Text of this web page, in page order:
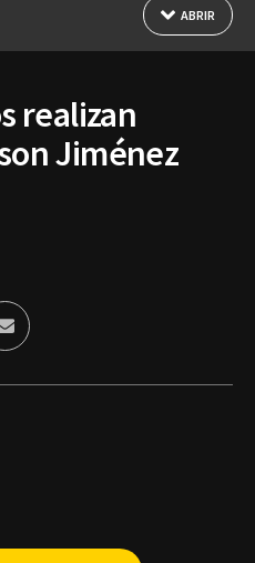
ABRIR
realizan
Jiménez
Enviar
por